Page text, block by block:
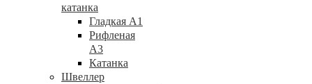
катанка
Гладкая А1
Рифленая
А3
Катанка
Швеллер